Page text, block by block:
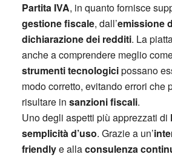
Partita IVA, in quanto fornisce
gestione fiscale, dall’emissione
dichiarazione dei redditi. La
anche a comprendere meglio
strumenti tecnologicipossano
modo corretto, evitando errori che
risultare in sanzioni fiscali.
Uno degli aspetti più apprezzati di
semplicità d’uso. Grazie a un’
friendlye allaconsulenza